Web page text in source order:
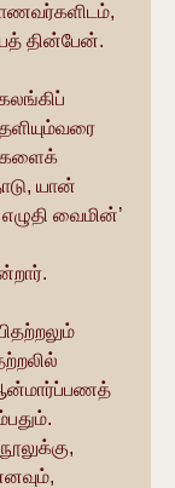
தின்பேன்.
யான்
வைமின்’